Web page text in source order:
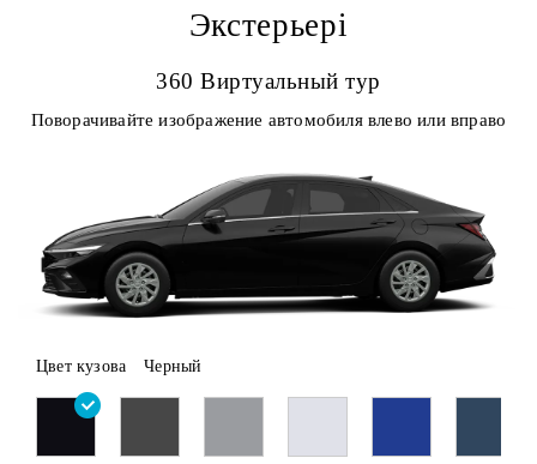
Экстерьері
360 Виртуальный тур
Поворачивайте изображение автомобиля влево или вправо
Цвет кузова Черный